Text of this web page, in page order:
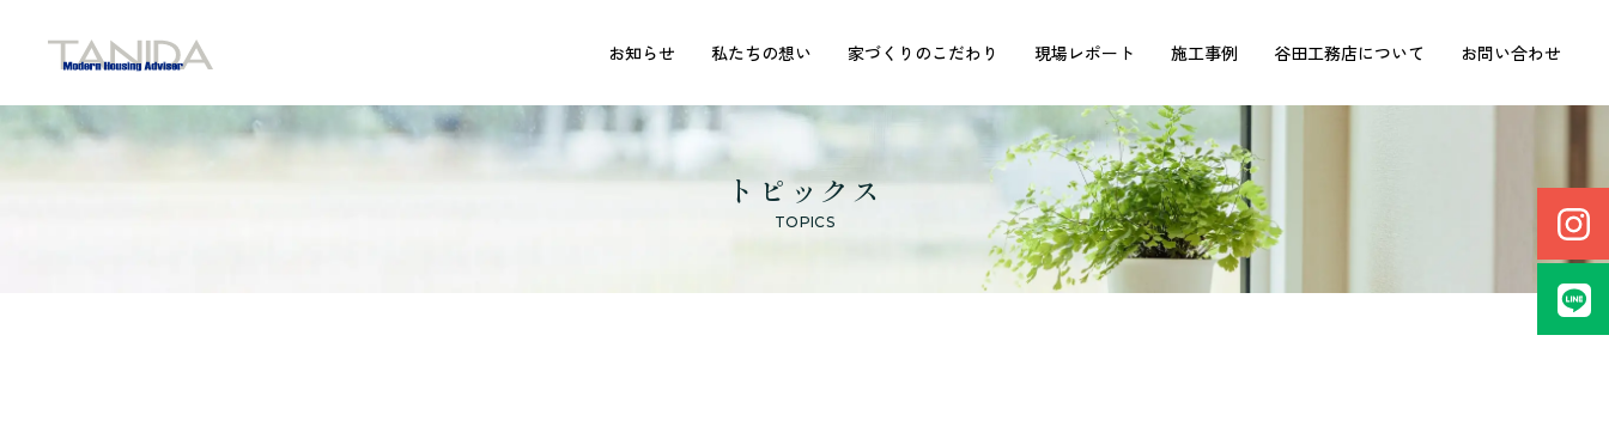
谷田工務店のトップページへ移動
お知らせ 私たちの想い 家づくりのこだわり 現場レポート 施工事例 谷田工務店について お問い合わせ
トピックス
TOPICS